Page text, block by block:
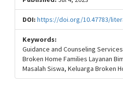
DOI: https://doi.org/10.47783/
Keywords:
Guidance and Counseling
Broken Home Families Layanan
Masalah Siswa, Keluarga Broken